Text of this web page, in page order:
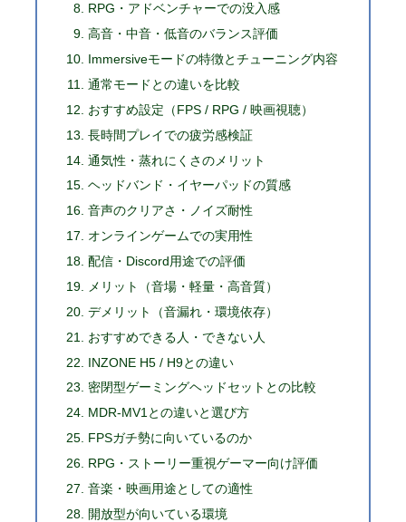
RPG・アドベンチャーでの没入感
高音・中音・低音のバランス評価
Immersiveモードの特徴とチューニング内容
通常モードとの違いを比較
おすすめ設定（FPS / RPG / 映画視聴）
長時間プレイでの疲労感検証
通気性・蒸れにくさのメリット
ヘッドバンド・イヤーパッドの質感
音声のクリアさ・ノイズ耐性
オンラインゲームでの実用性
配信・Discord用途での評価
メリット（音場・軽量・高音質）
デメリット（音漏れ・環境依存）
おすすめできる人・できない人
INZONE H5 / H9との違い
密閉型ゲーミングヘッドセットとの比較
MDR-MV1との違いと選び方
FPSガチ勢に向いているのか
RPG・ストーリー重視ゲーマー向け評価
音楽・映画用途としての適性
開放型が向いている環境